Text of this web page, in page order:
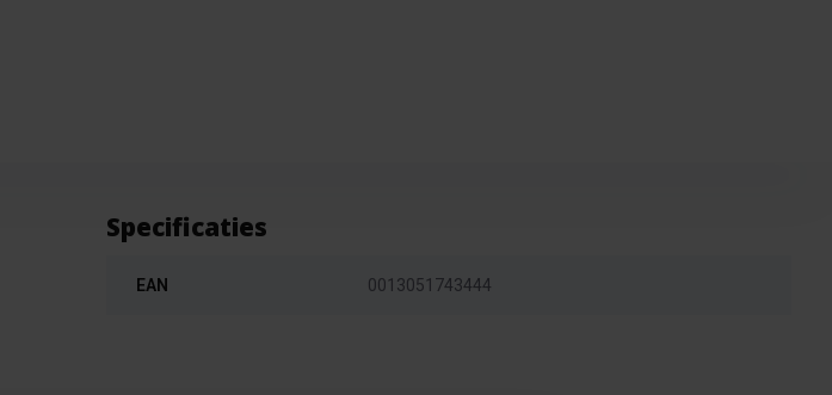
Specificaties
EAN 0013051743444